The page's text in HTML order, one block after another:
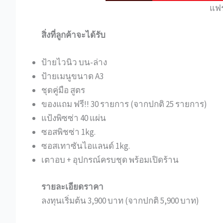
แฟ
สิ่งที่ลูกค้าจะได้รับ
ป้ายไวนิว บน-ล่าง
ป้ายเมนูขนาด A3
ชุดคู่มือ สูตร
ของแถม ฟรี!! 30 รายการ (จากปกติ 25 รายการ)
แป้งพิซซ่า 40 แผ่น
ซอสพิชซ่า 1kg.
ซอสเทาซันไอแลนด์ 1kg.
เตาอบ + อุปกรณ์ครบชุด พร้อมเปิดร้าน
รายละเอียดราคา
ลงทุนเริ่มต้น 3,900 บาท (จากปกติ 5,900 บาท)